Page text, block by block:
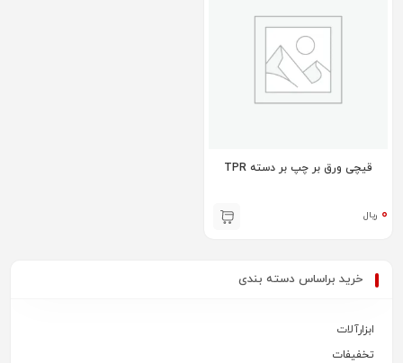
قیچی ورق بر چپ بر دسته TPR
۰ ریال
خرید براساس دسته بندی
ابزارآلات
تخفیفات